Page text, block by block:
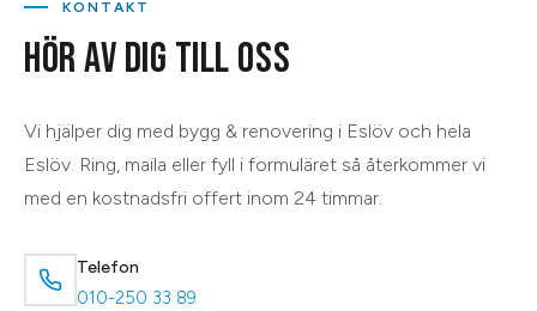
KONTAKT
HÖR AV DIG TILL OSS
Vi hjälper dig med bygg & renovering i Eslöv och hela
Eslöv. Ring, maila eller fyll i formuläret så återkommer vi
med en kostnadsfri offert inom 24 timmar.
Telefon
010-250 33 89